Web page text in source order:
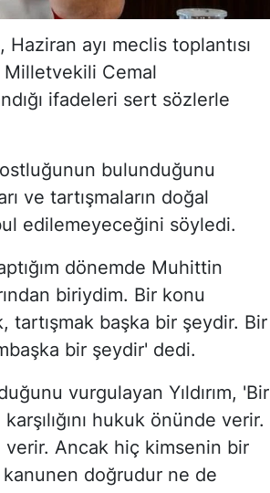
Haziran ayı meclis toplantısı
Milletvekili Cemal
ifadeleri sert sözlerle
bulunduğunu
ve tartışmaların doğal
edilemeyeceğini söyledi.
dönemde Muhittin
biriydim. Bir konu
tartışmak başka bir şeydir. Bir
bir şeydir' dedi.
vurgulayan Yıldırım, 'Bir
hukuk önünde verir.
Ancak hiç kimsenin bir
kanunen doğrudur ne de